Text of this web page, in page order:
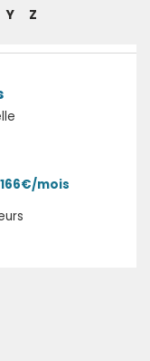
Y Z
mois